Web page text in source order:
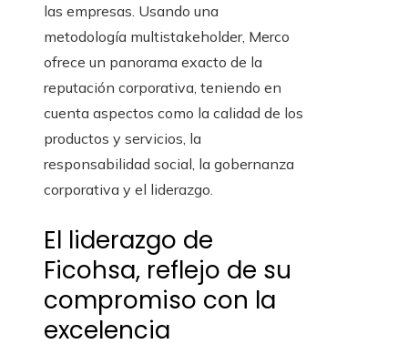
las empresas. Usando una
metodología multistakeholder, Merco
ofrece un panorama exacto de la
reputación corporativa, teniendo en
cuenta aspectos como la calidad de los
productos y servicios, la
responsabilidad social, la gobernanza
corporativa y el liderazgo.
El liderazgo de
Ficohsa, reflejo de su
compromiso con la
excelencia